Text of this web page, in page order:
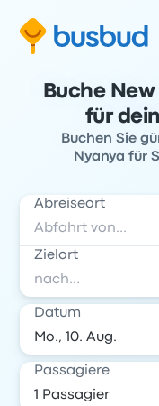
Buche
für
Buchen Sie
Nyanya für
Abreiseort
Zielort
Datum
Passagiere